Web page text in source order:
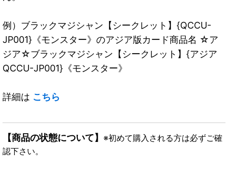
例）ブラックマジシャン【シークレット】{QCCU-
JP001}《モンスター》のアジア版カード商品名 ☆ア
ジア☆ブラックマジシャン【シークレット】{アジア
QCCU-JP001}《モンスター》
詳細は こちら
【商品の状態について】 ※初めて購入される方は必ずご確
認下さい。